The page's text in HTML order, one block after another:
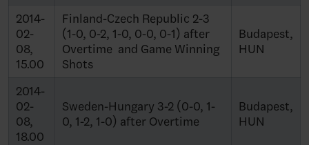
2014-
02-
08,
15.00
Finland-Czech Republic 2-3
(1-0, 0-2, 1-0, 0-0, 0-1) after
Overtime and Game Winning
Shots
Budapest,
HUN
2014-
02-
08,
18.00
Sweden-Hungary 3-2 (0-0, 1-
0, 1-2, 1-0) after Overtime
Budapest,
HUN